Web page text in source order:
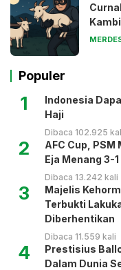
Populer
1
Indonesia
Haji
Dibaca 102.925
2
AFC Cup,
Eja Menang 3-1
Dibaca 13.242 kali
3
Majelis
Terbukti
Diberhentikan
Dibaca 11.559 kali
4
Prestisius
Dalam Dunia